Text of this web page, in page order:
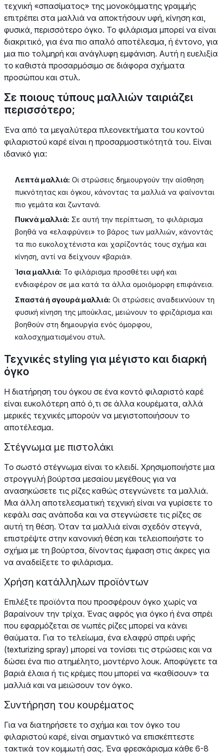
τεχνική «σπασίματος» της μονοκόμματης γραμμής
επιτρέπει στα μαλλιά να αποκτήσουν υφή, κίνηση και,
φυσικά, περισσότερο όγκο. Το φιλάρισμα μπορεί να είναι
διακριτικό, για ένα πιο απαλό αποτέλεσμα, ή έντονο, για
μια πιο τολμηρή και ανάγλυφη εμφάνιση. Αυτή η ευελιξία
το καθιστά προσαρμόσιμο σε διάφορα σχήματα
προσώπου και στυλ.
Σε ποιους τύπους μαλλιών ταιριάζει
περισσότερο;
Ένα από τα μεγαλύτερα πλεονεκτήματα του κοντού
φιλαριστού καρέ είναι η προσαρμοστικότητά του. Είναι
ιδανικό για:
Λεπτά μαλλιά: Οι στρώσεις δημιουργούν την αίσθηση
πυκνότητας και όγκου, κάνοντας τα μαλλιά να φαίνονται
πιο γεμάτα και ζωντανά.
Πυκνά μαλλιά: Σε αυτή την περίπτωση, το φιλάρισμα
βοηθά να «ελαφρύνει» το βάρος των μαλλιών, κάνοντάς
τα πιο ευκολοχτένιστα και χαρίζοντάς τους σχήμα και
κίνηση, αντί να δείχνουν «βαριά».
Ίσια μαλλιά: Το φιλάρισμα προσθέτει υφή και
ενδιαφέρον σε μια κατά τα άλλα ομοιόμορφη επιφάνεια.
Σπαστά ή σγουρά μαλλιά: Οι στρώσεις αναδεικνύουν τη
φυσική κίνηση της μπούκλας, μειώνουν το φριζάρισμα και
βοηθούν στη δημιουργία ενός όμορφου,
καλοσχηματισμένου στυλ.
Τεχνικές styling για μέγιστο και διαρκή
όγκο
Η διατήρηση του όγκου σε ένα κοντό φιλαριστό καρέ
είναι ευκολότερη από ό,τι σε άλλα κουρέματα, αλλά
μερικές τεχνικές μπορούν να μεγιστοποιήσουν το
αποτέλεσμα.
Στέγνωμα με πιστολάκι
Το σωστό στέγνωμα είναι το κλειδί. Χρησιμοποιήστε μια
στρογγυλή βούρτσα μεσαίου μεγέθους για να
ανασηκώσετε τις ρίζες καθώς στεγνώνετε τα μαλλιά.
Μια άλλη αποτελεσματική τεχνική είναι να γυρίσετε το
κεφάλι σας ανάποδα και να στεγνώσετε τις ρίζες σε
αυτή τη θέση. Όταν τα μαλλιά είναι σχεδόν στεγνά,
επιστρέψτε στην κανονική θέση και τελειοποιήστε το
σχήμα με τη βούρτσα, δίνοντας έμφαση στις άκρες για
να αναδείξετε το φιλάρισμα.
Χρήση κατάλληλων προϊόντων
Επιλέξτε προϊόντα που προσφέρουν όγκο χωρίς να
βαραίνουν την τρίχα. Ένας αφρός για όγκο ή ένα σπρέι
που εφαρμόζεται σε νωπές ρίζες μπορεί να κάνει
θαύματα. Για το τελείωμα, ένα ελαφρύ σπρέι υφής
(texturizing spray) μπορεί να τονίσει τις στρώσεις και να
δώσει ένα πιο ατημέλητο, μοντέρνο λουκ. Αποφύγετε τα
βαριά έλαια ή τις κρέμες που μπορεί να «καθίσουν» τα
μαλλιά και να μειώσουν τον όγκο.
Συντήρηση του κουρέματος
Για να διατηρήσετε το σχήμα και τον όγκο του
φιλαριστού καρέ, είναι σημαντικό να επισκέπτεστε
τακτικά τον κομμωτή σας. Ένα φρεσκάρισμα κάθε 6-8